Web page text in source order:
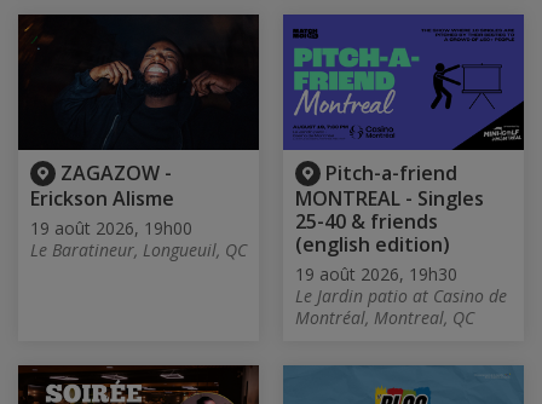
ZAGAZOW -
Erickson Alisme
19 août 2026, 19h00
Le Baratineur, Longueuil, QC
Pitch-a-friend
MONTREAL - Singles
25-40 & friends
(english edition)
19 août 2026, 19h30
Le Jardin patio at Casino de
Montréal, Montreal, QC